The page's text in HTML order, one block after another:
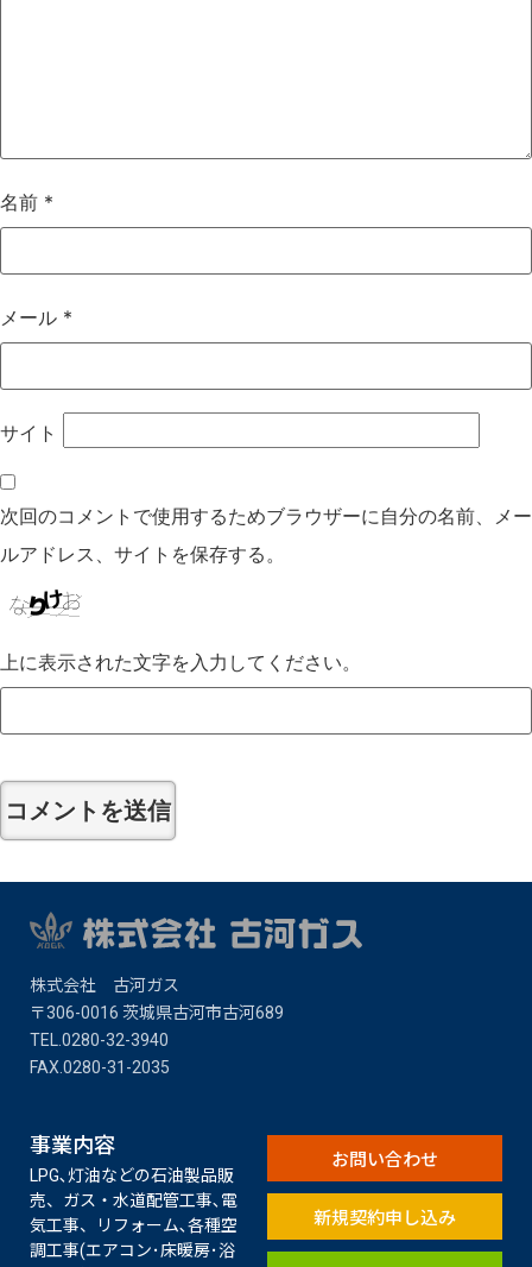
名前 *
メール *
サイト
次回のコメントで使用するためブラウザーに自分の名前、メー
ルアドレス、サイトを保存する。
上に表示された文字を入力してください。
株式会社 古河ガス
〒306-0016 茨城県古河市古河689
TEL.0280-32-3940
FAX.0280-31-2035​
事業内容
LPG､灯油などの石油製品販
売、ガス・水道配管工事､電
気工事、リフォーム､各種空
調工事(エアコン･床暖房･浴
お問い合わせ
新規契約申し込み